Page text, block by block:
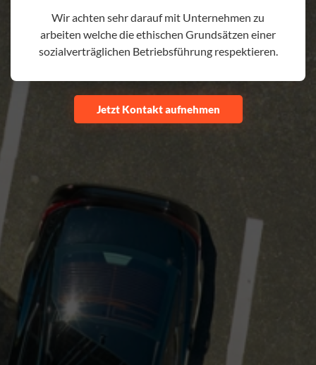
Wir achten sehr darauf mit Unternehmen zu
arbeiten welche die ethischen Grundsätzen einer
sozialverträglichen Betriebsführung respektieren.
Jetzt Kontakt aufnehmen